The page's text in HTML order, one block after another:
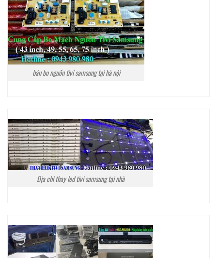
bán bo nguồn tivi samsung tại hà nội
Địa chỉ thay led tivi samsung tại nhà